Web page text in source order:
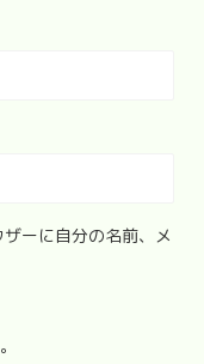
ーに自分の名前、メ